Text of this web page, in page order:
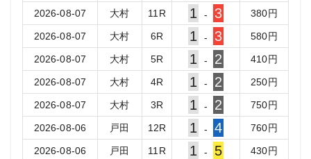
2026-08-07 大村 11 R 1 - 3 380円
2026-08-07 大村 6R 1 - 3 580円
2026-08-07 大村 5R 1 - 2 410円
2026-08-07 大村 4R 1 - 2 250円
2026-08-07 大村 3R 1 - 2 750円
2026-08-06 戸田 12R 1 - 4 760円
2026-08-06 戸田 11 R 1 - 5 430円